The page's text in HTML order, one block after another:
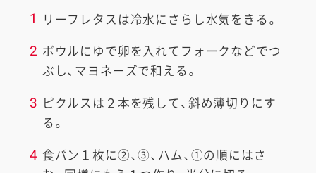
1 リーフレタスは冷水にさらし水気をきる。
2 ボウルにゆで卵を入れてフォークなどでつ
ぶし、マヨネーズで和える。
3 ピクルスは２本を残して、斜め薄切りにす
る。
4 食パン１枚に②、③、ハム、①の順にはさ